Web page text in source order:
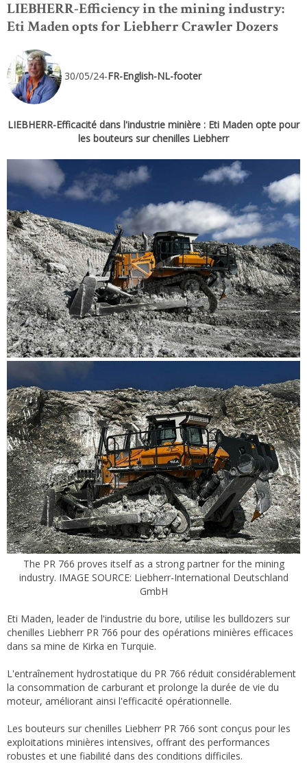
LIEBHERR-Efficiency in the mining industry:
Eti Maden opts for Liebherr Crawler Dozers
30/05/24-FR-English-NL-footer
LIEBHERR-Efficacité dans l'industrie minière : Eti Maden opte pour
les bouteurs sur chenilles Liebherr
The PR 766 proves itself as a strong partner for the mining
industry. IMAGE SOURCE: Liebherr-International Deutschland
GmbH
Eti Maden, leader de l'industrie du bore, utilise les bulldozers sur
chenilles Liebherr PR 766 pour des opérations minières efficaces
dans sa mine de Kirka en Turquie.
L'entraînement hydrostatique du PR 766 réduit considérablement
la consommation de carburant et prolonge la durée de vie du
moteur, améliorant ainsi l'efficacité opérationnelle.
Les bouteurs sur chenilles Liebherr PR 766 sont conçus pour les
exploitations minières intensives, offrant des performances
robustes et une fiabilité dans des conditions difficiles.